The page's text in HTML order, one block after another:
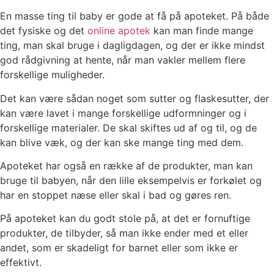
En masse ting til baby er gode at få på apoteket. På både
det fysiske og det online apotek kan man finde mange
ting, man skal bruge i dagligdagen, og der er ikke mindst
god rådgivning at hente, når man vakler mellem flere
forskellige muligheder.
Det kan være sådan noget som sutter og flaskesutter, der
kan være lavet i mange forskellige udformninger og i
forskellige materialer. De skal skiftes ud af og til, og de
kan blive væk, og der kan ske mange ting med dem.
Apoteket har også en række af de produkter, man kan
bruge til babyen, når den lille eksempelvis er forkølet og
har en stoppet næse eller skal i bad og gøres ren.
På apoteket kan du godt stole på, at det er fornuftige
produkter, de tilbyder, så man ikke ender med et eller
andet, som er skadeligt for barnet eller som ikke er
effektivt.